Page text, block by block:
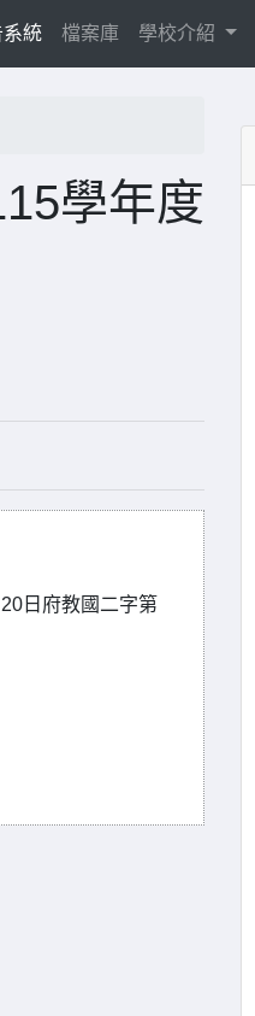
統 檔案庫 學校介紹
學年度
日府教國二字第